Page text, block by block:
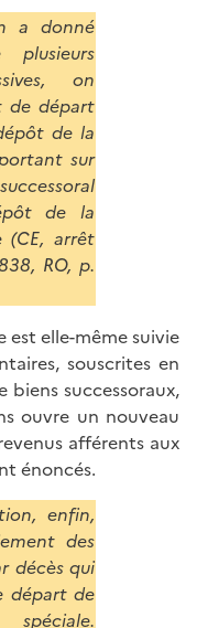
a donné
on
de départ
de la
sur
de la
(CE, arrêt
RO, p.
est elle-même suivie
souscrites en
successoraux,
ouvre un nouveau
afférents aux
énoncés.
enfin,
des
décès qui
départ de